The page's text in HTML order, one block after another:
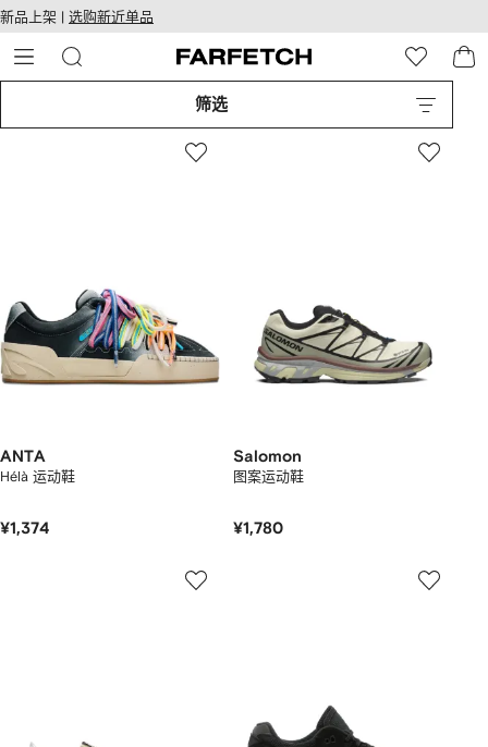
至
内
容
障碍网络
设
新品上架 | 选购新近单品
筛选
ANTA
Hélà 运动鞋
¥1,374
Salomon
图案运动鞋
¥1,780